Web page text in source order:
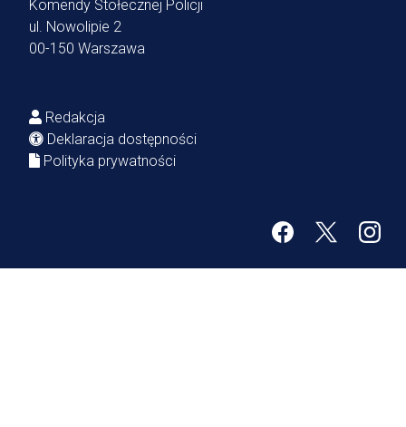
Komendy Stołecznej Policji
ul. Nowolipie 2
00-150 Warszawa
Redakcja
Deklaracja dostępności
Polityka prywatności
Facebook
Twitter